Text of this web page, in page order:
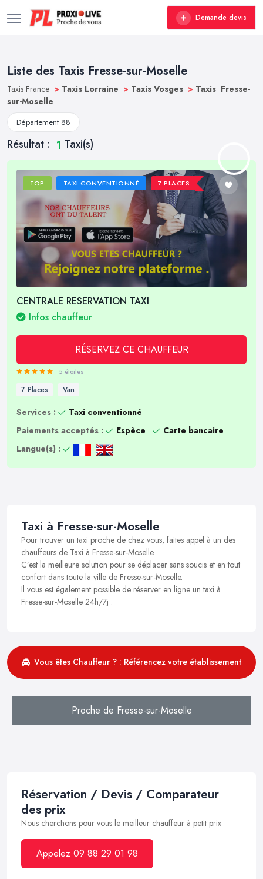
Demande devis
Liste des Taxis Fresse-sur-Moselle
Taxis France > Taxis Lorraine > Taxis Vosges > Taxis Fresse-
sur-Moselle
Département 88
Résultat : 1 Taxi(s)
TOP TAXI CONVENTIONNÉ 7 PLACES
CENTRALE RESERVATION TAXI
Infos chauffeur
RÉSERVEZ CE CHAUFFEUR
5 étoiles
7 Places Van
Services :
Taxi conventionné
Paiements acceptés :
Espèce
Carte bancaire
Langue(s) :
Taxi à Fresse-sur-Moselle
Pour trouver un taxi proche de chez vous, faites appel à un des
chauffeurs de Taxi à Fresse-sur-Moselle .
C’est la meilleure solution pour se déplacer sans soucis et en tout
confort dans toute la ville de Fresse-sur-Moselle.
Il vous est également possible de réserver en ligne un taxi à
Fresse-sur-Moselle 24h/7j .
Vous êtes Chauffeur ? : Référencez votre établissement
Proche de Fresse-sur-Moselle
Réservation / Devis / Comparateur
des prix
Nous cherchons pour vous le meilleur chauffeur à petit prix
Appelez 09 88 29 01 98